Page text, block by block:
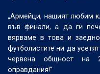
„Армейци, нашият любим
във финали, а да ги
вярваме в това и
футболистите ни да
червена общност на
оправдания!“